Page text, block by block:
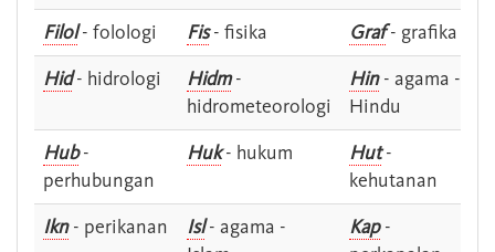
Filol- folologi Fis- fisika Graf- grafika
Hid- hidrologi Hidm-
hidrometeorologi
Hin- agama -
Hindu
Hub-
perhubungan
Huk- hukum Hut-
kehutanan
Ikn- perikanan Isl- agama -
Kap-